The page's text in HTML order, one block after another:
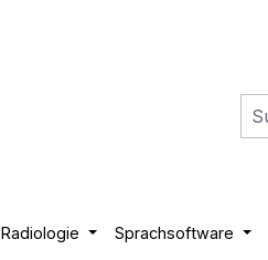
Radiologie Sprachsoftware